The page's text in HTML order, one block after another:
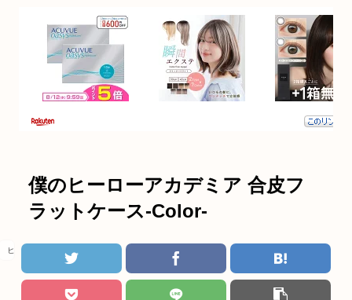
僕のヒーローアカデミア 合皮フ
ラットケース-Color-
ヒロアカ